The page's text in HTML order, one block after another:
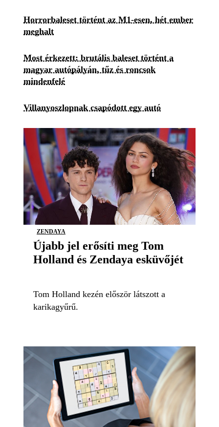
Horrorbaleset történt az M1-esen, hét ember
meghalt
Most érkezett: brutális baleset történt a
magyar autópályán, tűz és roncsok
mindenfelé
Villanyoszlopnak csapódott egy autó
ZENDAYA
Újabb jel erősíti meg Tom
Holland és Zendaya esküvőjét
Tom Holland kezén először látszott a
karikagyűrű.